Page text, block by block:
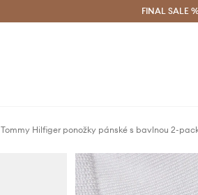
Doručení a vrácení zdarma (od 1800 Kč)
FINAL SALE
Tommy Hilfiger ponožky pánské s bavlnou 2-